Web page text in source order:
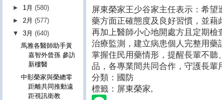
屏東榮家王少谷家主任表示：希
藥方面正確態度及良好習慣，並
再加上醫師小心地開處方且定期
治療監測，建立病患個人完整用
掌握住民用藥情形，提醒長輩不
品，各專業間共同合作，守護長輩
分類：國防
標籤：屏東榮家,
► 1月(580)
►2月(577)
▼3月(640)
馬雅各醫師助手黃
嘉智外曾孫 參訪
新樓醫
中彰榮家與榮總零
距離共同推動遠
距視訊衛教